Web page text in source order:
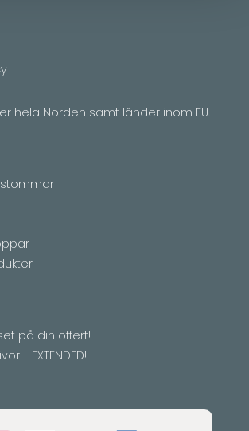
hela Norden samt länder inom EU.
på din offert!
- EXTENDED!